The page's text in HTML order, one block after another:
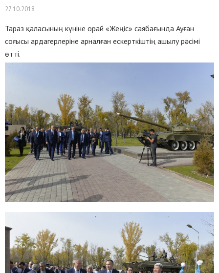
27.10.2018
Тараз қаласының күніне орай «Жеңіс» саябағында Ауған
соғысы ардагерлеріне арналған ескерткіштің ашылу рәсімі
өтті.